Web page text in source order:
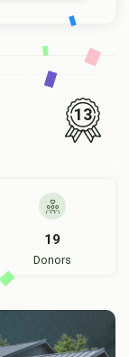
13
19
Donors